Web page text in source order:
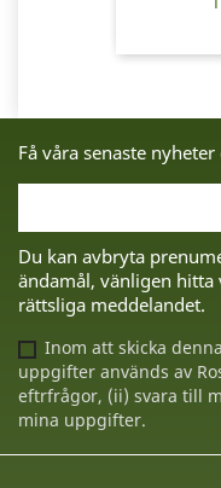
Få våra senaste
Du kan avbryta
ändamål, vänligen
rättsliga meddelandet.
Inom att skicka
uppgifter används av
eftrfrågor, (ii) svara till
mina uppgifter.